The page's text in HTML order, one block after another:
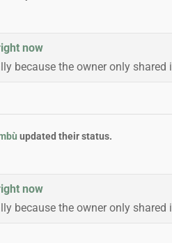
now
because the owner only
updated their status.
now
because the owner only